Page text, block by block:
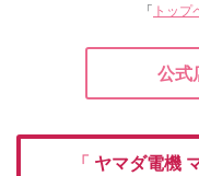
「 トップ
公式
「 ヤマダ電機